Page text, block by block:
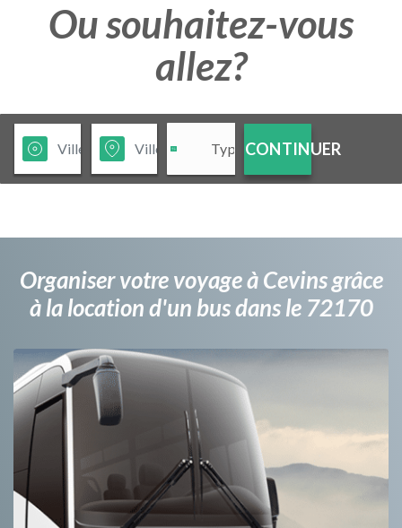
Ou souhaitez-vous
allez?
CONTINUER
Organiser votre voyage à Cevins grâce
à la location d'un bus dans le 72170